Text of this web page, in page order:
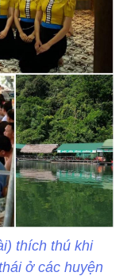
thích thú khi
ở các huyện